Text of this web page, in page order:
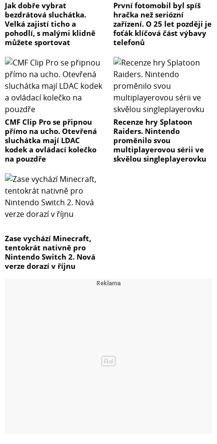
Jak dobře vybrat
bezdrátová sluchátka.
Velká zajistí ticho a
pohodlí, s malými klidně
můžete sportovat
První fotomobil byl spíš
hračka než seriózní
zařízení. O 25 let později je
foťák klíčová část výbavy
telefonů
CMF Clip Pro se připnou
přímo na ucho. Otevřená
sluchátka mají LDAC
kodek a ovládací kolečko
na pouzdře
Recenze hry Splatoon
Raiders. Nintendo
proměnilo svou
multiplayerovou sérii ve
skvělou singleplayerovku
Zase vychází Minecraft,
tentokrát nativně pro
Nintendo Switch 2. Nová
verze dorazí v říjnu